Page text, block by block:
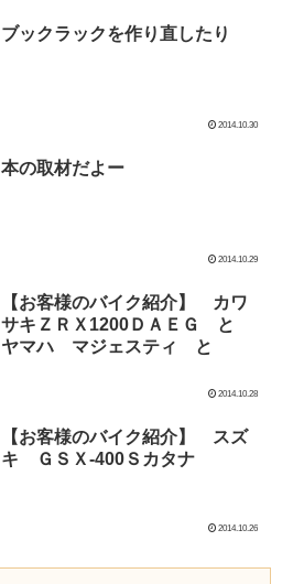
ブックラックを作り直したり
2014.10.30
本の取材だよー
2014.10.29
【お客様のバイク紹介】 カワ
サキＺＲＸ1200ＤＡＥＧ と
ヤマハ マジェスティ と
2014.10.28
【お客様のバイク紹介】 スズ
キ ＧＳＸ-400Ｓカタナ
2014.10.26